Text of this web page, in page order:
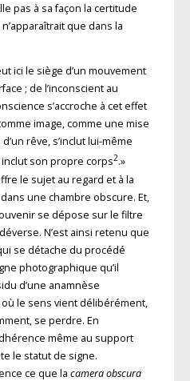
pas à sa façon la certitude
que dans la
ici le siège d’un mouvement
; de l’inconscient au
s’accroche à cet effet
image, comme une mise
rêve, s’inclut lui-même
son propre corps2.»
le sujet au regard et à la
une chambre obscure. Et,
se dépose sur le filtre
N’est ainsi retenu que
se détache du procédé
photographique qu’il
d’une anamnèse
le sens vient délibérément,
se perdre. En
même au support
le statut de signe.
ce que la camera obscura